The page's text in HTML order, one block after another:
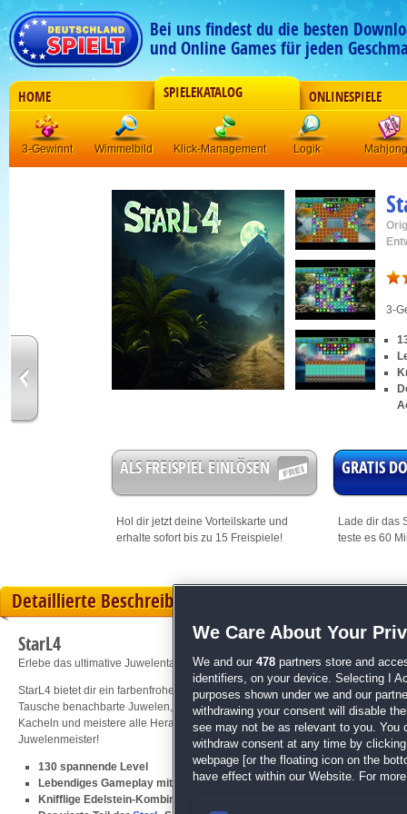
Bei uns findest du die besten
und Online Games für jeden
HOME SPIELEKATALOG ONLINESPIELE
3-Gewinnt Wimmelbild Klick-Management Logik Mahjong
3-
ALS FREISPIEL EINLÖSEN
Hol dir jetzt deine Vorteilskarte und
erhalte sofort bis zu 15 Freispiele!
GRATIS
Lade dir das
teste es 60
Detaillierte Beschreibung
StarL4
Erlebe das ultimative Juwelentausch-Abenteuer!
StarL4 bietet dir ein farbenfrohes und spannendes Juwelentausch-Abenteuer
Tausche benachbarte Juwelen, bilde Reihen oder Linien aus drei oder mehr
Kacheln und meistere alle Herausforderungen, um das Spiel zu gewinnen!
Juwelenmeister!
130 spannende Level
Lebendiges Gameplay mit farbenfroher Animation
Knifflige Edelstein-Kombinationen mit Bonusitems
We Care About Your
We and our 478 partners store and
identifiers, on your device. Selecting I
purposes shown under we and our
withdrawing your consent will disable
see may not be as relevant to you. You
withdraw consent at any time by
webpage [or the floating icon on the
have effect within our Website. For